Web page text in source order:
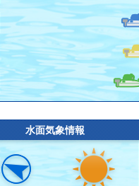
水面気象情報